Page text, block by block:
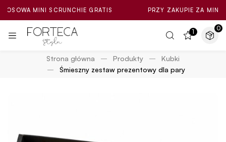
SCRUNCHIE GRATIS PRZY ZAKUPIE ZA MIN. 100ZŁ
1 0
Strona główna Produkty
Kubki
Śmieszny zestaw prezentowy dla pary